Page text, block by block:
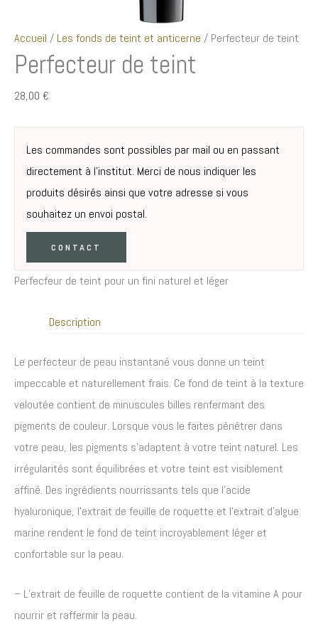
Accueil / Les fonds de teint et anticerne / Perfecteur de teint
Perfecteur de teint
28,00 €
Les commandes sont possibles par mail ou en passant
directement à l’institut. Merci de nous indiquer les
produits désirés ainsi que votre adresse si vous
souhaitez un envoi postal.
CONTACT
Perfecfeur de teint pour un fini naturel et léger
Description
Le perfecteur de peau instantané vous donne un teint
impeccable et naturellement frais. Ce fond de teint à la texture
veloutée contient de minuscules billes renfermant des
pigments de couleur. Lorsque vous le faites pénétrer dans
votre peau, les pigments s’adaptent à votre teint naturel. Les
irrégularités sont équilibrées et votre teint est visiblement
affiné. Des ingrédients nourrissants tels que l’acide
hyaluronique, l’extrait de feuille de roquette et l’extrait d’algue
marine rendent le fond de teint incroyablement léger et
confortable sur la peau.
– L’extrait de feuille de roquette contient de la vitamine A pour
nourrir et raffermir la peau.